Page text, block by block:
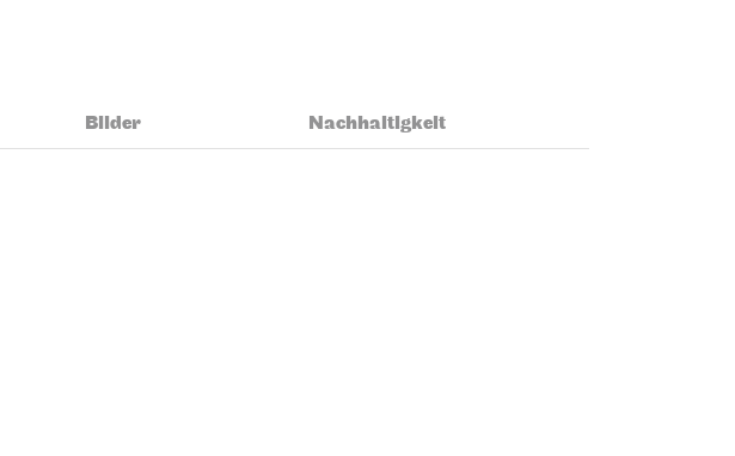
Bilder Nachhaltigkeit